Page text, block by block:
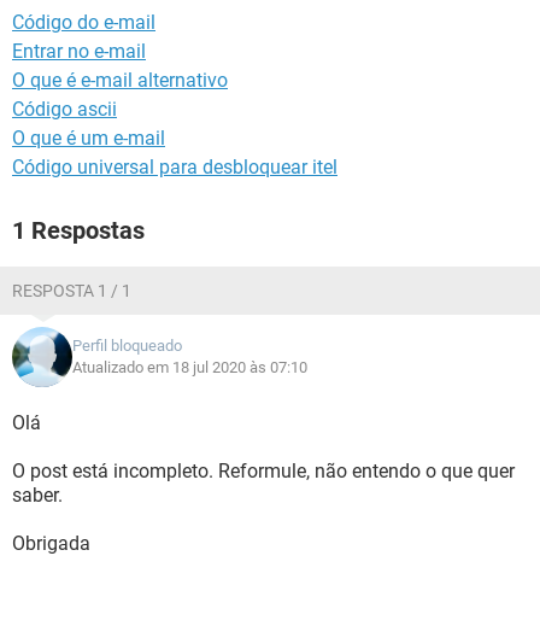
Código do e-mail
Entrar no e-mail
O que é e-mail alternativo
Código ascii
O que é um e-mail
Código universal para desbloquear itel
1 Respostas
RESPOSTA 1 / 1
Perfil bloqueado
Atualizado em 18 jul 2020 às 07:10
Olá
O post está incompleto. Reformule, não entendo o que quer
saber.
Obrigada